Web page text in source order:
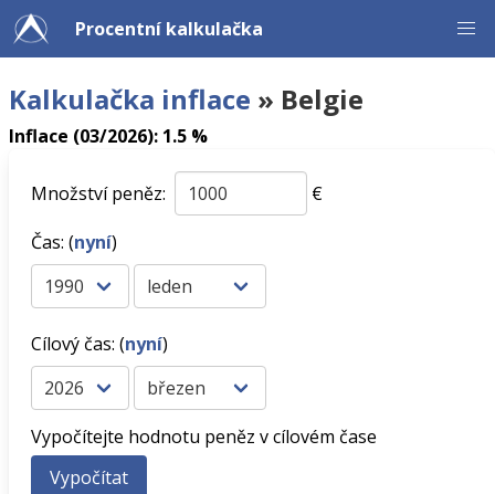
Procentní kalkulačka
Kalkulačka inflace » Belgie
Inflace (03/2026): 1.5 %
Množství peněz:
€
Čas: (nyní)
Cílový čas: (nyní)
Vypočítejte hodnotu peněz v cílovém čase